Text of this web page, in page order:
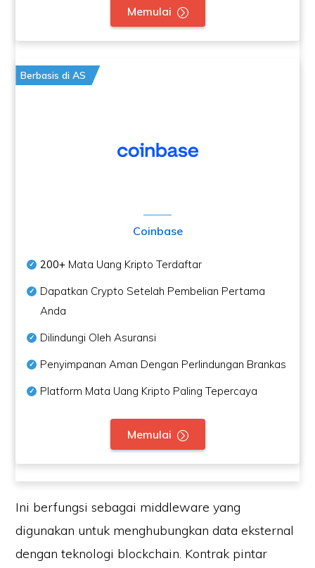
Memulai
Berbasis di AS
Coinbase
200+ Mata Uang Kripto Terdaftar
Dapatkan Crypto Setelah Pembelian Pertama
Anda
Dilindungi Oleh Asuransi
Penyimpanan Aman Dengan Perlindungan Brankas
Platform Mata Uang Kripto Paling Tepercaya
Memulai
Ini berfungsi sebagai middleware yang
digunakan untuk menghubungkan data eksternal
dengan teknologi blockchain. Kontrak pintar